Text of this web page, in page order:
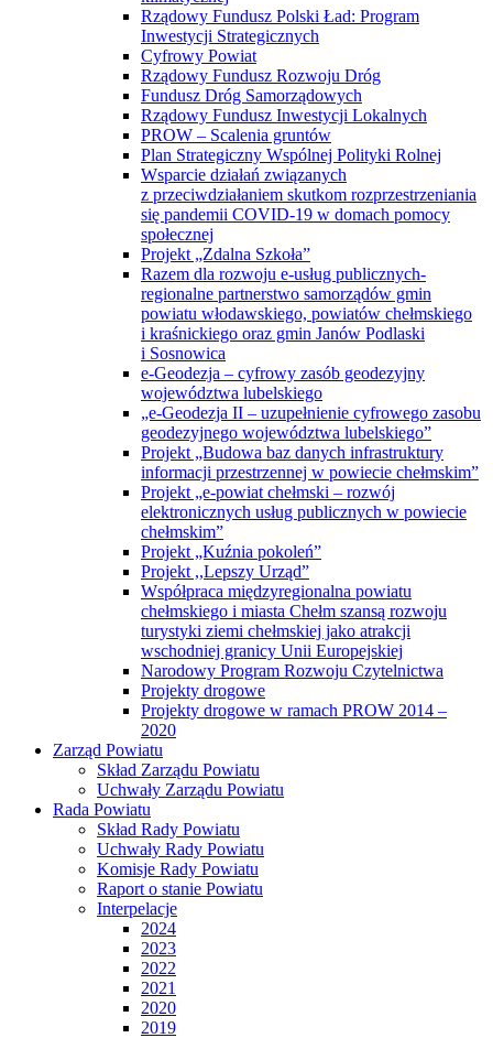
Rządowy Fundusz Polski Ład: Program
Inwestycji Strategicznych
Cyfrowy Powiat
Rządowy Fundusz Rozwoju Dróg
Fundusz Dróg Samorządowych
Rządowy Fundusz Inwestycji Lokalnych
PROW – Scalenia gruntów
Plan Strategiczny Wspólnej Polityki Rolnej
Wsparcie działań związanych
z przeciwdziałaniem skutkom rozprzestrzeniania
się pandemii COVID-19 w domach pomocy
społecznej
Projekt „Zdalna Szkoła”
Razem dla rozwoju e-usług publicznych-
regionalne partnerstwo samorządów gmin
powiatu włodawskiego, powiatów chełmskiego
i kraśnickiego oraz gmin Janów Podlaski
i Sosnowica
e-Geodezja – cyfrowy zasób geodezyjny
województwa lubelskiego
„e-Geodezja II – uzupełnienie cyfrowego zasobu
geodezyjnego województwa lubelskiego”
Projekt „Budowa baz danych infrastruktury
informacji przestrzennej w powiecie chełmskim”
Projekt „e-powiat chełmski – rozwój
elektronicznych usług publicznych w powiecie
chełmskim”
Projekt „Kuźnia pokoleń”
Projekt ,,Lepszy Urząd”
Współpraca międzyregionalna powiatu
chełmskiego i miasta Chełm szansą rozwoju
turystyki ziemi chełmskiej jako atrakcji
wschodniej granicy Unii Europejskiej
Narodowy Program Rozwoju Czytelnictwa
Projekty drogowe
Projekty drogowe w ramach PROW 2014 –
2020
Zarząd Powiatu
Skład Zarządu Powiatu
Uchwały Zarządu Powiatu
Rada Powiatu
Skład Rady Powiatu
Uchwały Rady Powiatu
Komisje Rady Powiatu
Raport o stanie Powiatu
Interpelacje
2024
2023
2022
2021
2020
2019